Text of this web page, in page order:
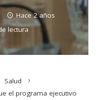
Hace 2 años
lectura
Salud
el programa ejecutivo